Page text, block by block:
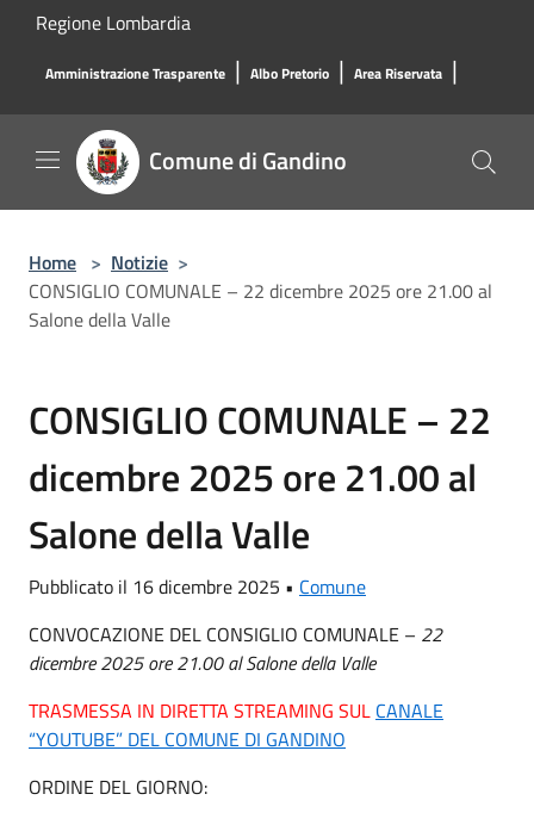
Salta al contenuto principale
Regione Lombardia
Amministrazione Trasparente | Albo Pretorio | Area Riservata |
Comune di Gandino
Home > Notizie >
CONSIGLIO COMUNALE – 22 dicembre 2025 ore 21.00 al
Salone della Valle
CONSIGLIO COMUNALE – 22
dicembre 2025 ore 21.00 al
Salone della Valle
Pubblicato il 16 dicembre 2025 • Comune
CONVOCAZIONE DEL CONSIGLIO COMUNALE – 22
dicembre 2025 ore 21.00 al Salone della Valle
TRASMESSA IN DIRETTA STREAMING SUL CANALE
“YOUTUBE” DEL COMUNE DI GANDINO
ORDINE DEL GIORNO: